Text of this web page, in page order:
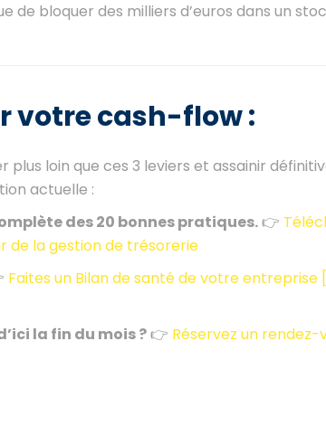
bloquer des milliers d’euros dans un
votre cash-flow :
plus loin que ces 3 leviers et assainir
actuelle :
des 20 bonnes pratiques.👉
de la gestion de trésorerie
Faites un Bilan de santé de votre entreprise
la fin du mois ?👉 Réservez un rendez-